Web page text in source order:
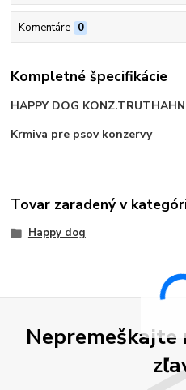
Komentáre 0
Kompletné špecifikácie
HAPPY DOG
Krmiva pre psov konzervy
Tovar zaradený v
Happy dog
Nepremeškajte